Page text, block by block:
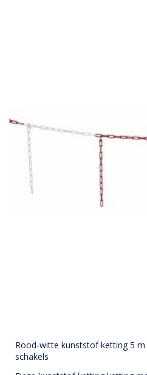
Rood-witte kunststof ketting 5
schakels